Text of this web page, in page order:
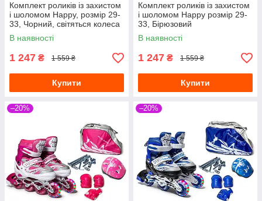
Комплект роликів із захистом
і шоломом Happy, розмір 29-
33, Чорний, світяться колеса
В наявності
1 247 ₴ 1 559 ₴
Купити
Комплект роликів із захистом
і шоломом Happy розмір 29-
33, Бірюзовий
В наявності
1 247 ₴ 1 559 ₴
Купити
–20% –20%